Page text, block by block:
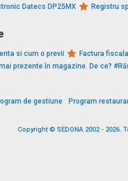
Datecs DP25MX
Registru
si cum o previi Factura
prezente în magazine. De ce?
de gestiune Program
Copyright © SEDONA 2002 - 2026.